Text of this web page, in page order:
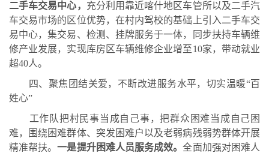
二手车交易中心， 充分利用靠近喀什地区车管所以及二手汽
车交易市场的区位优势，在村内驾校的基础上引入二手车交
易中心，集交易、检测、挂牌服务于一体，同步扶持车辆维
修产业发展，实现库房区车辆维修企业增至10家，带动就业
超40人。
四、 聚焦团结关爱，不断改进服务水平，切实温暖“百
姓心”
工作队把村民事当成自己事，把群众困难当成自己困
难，围绕困难群体、突发困难户以及老弱病残弱势群体开展
精准帮扶。一是提升困难人员服务成效。全面加强对困难人